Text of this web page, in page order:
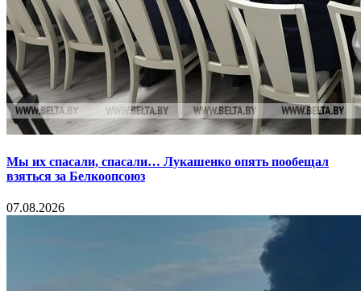
Мы их спасали, спасали… Лукашенко опять пообещал
взяться за Белкоопсоюз
07.08.2026